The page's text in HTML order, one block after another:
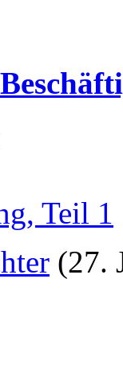
Teil 1
(27.